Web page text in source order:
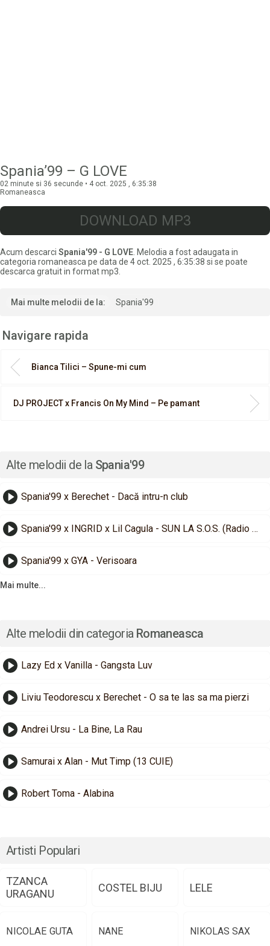
Spania’99 – G LOVE
02 minute si 36 secunde • 4 oct. 2025 , 6:35:38
Romaneasca
DOWNLOAD MP3
Acum descarci Spania'99 - G LOVE . Melodia a fost adaugata in
categoria romaneasca pe data de 4 oct. 2025 , 6:35:38 si se poate
descarca gratuit in format mp3.
Mai multe melodii de la: Spania'99
Navigare rapida
Bianca Tilici – Spune-mi cum
DJ PROJECT x Francis On My Mind – Pe pamant
Alte melodii de la Spania'99
Spania'99 x Berechet - Dacă intru-n club
Spania'99 x INGRID x Lil Cagula - SUN LA S.O.S. (Radio Edit)
Spania'99 x GYA - Verisoara
Mai multe...
Alte melodii din categoria Romaneasca
Lazy Ed x Vanilla - Gangsta Luv
Liviu Teodorescu x Berechet - O sa te las sa ma pierzi
Andrei Ursu - La Bine, La Rau
Samurai x Alan - Mut Timp (13 CUIE)
Robert Toma - Alabina
Artisti Populari
TZANCA
URAGANU
COSTEL BIJU LELE
NICOLAE GUTA NANE NIKOLAS SAX